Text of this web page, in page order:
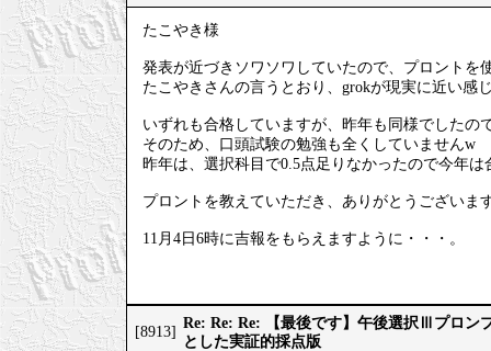
たこやき様
発表が近づきソワソワしていたので、プロントを
たこやきさんの言うとおり、grokが現実に近い感
いずれも合格していますが、昨年も同様でしたの
そのため、口頭試験の勉強も全くしていませんw
昨年は、選択科目で0.5点足りなかったので今年
プロントを教えていただき、ありがとうございま
11月4日6時に吉報をもらえますように・・・。
[8913]
Re: Re: Re: 【最後です】午後選択Ⅲプロン
とした実証的採点版